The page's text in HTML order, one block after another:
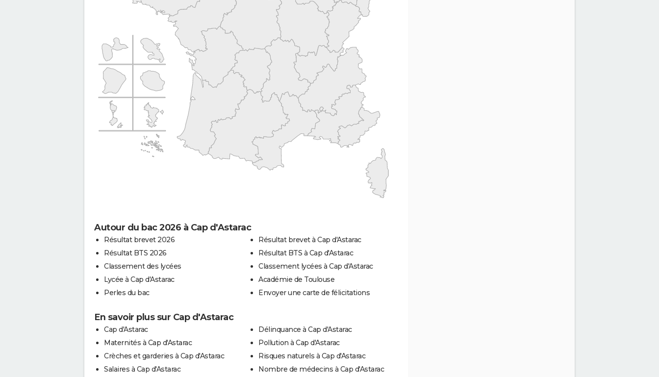
Autour du bac 2026 à Cap d'Astarac
Résultat brevet 2026
Résultat BTS 2026
Classement des lycées
Lycée à Cap d'Astarac
Perles du bac
Résultat brevet à Cap d'Astarac
Résultat BTS à Cap d'Astarac
Classement lycées à Cap d'Astarac
Académie de Toulouse
Envoyer une carte de félicitations
En savoir plus sur Cap d'Astarac
Cap d'Astarac
Maternités à Cap d'Astarac
Crèches et garderies à Cap d'Astarac
Salaires à Cap d'Astarac
Délinquance à Cap d'Astarac
Pollution à Cap d'Astarac
Risques naturels à Cap d'Astarac
Nombre de médecins à Cap d'Astarac